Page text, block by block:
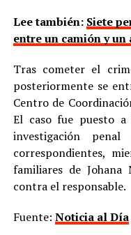
Lee también: Siete
entre un camión y
Tras cometer el
posteriormente se
Centro de
El caso fue puesto
investigación
correspondientes,
familiares de Johana
contra el responsable.
Fuente: Noticia al Día